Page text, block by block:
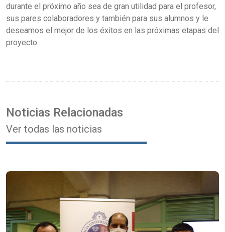
durante el próximo año sea de gran utilidad para el profesor,
sus pares colaboradores y también para sus alumnos y le
deseamos el mejor de los éxitos en las próximas etapas del
proyecto.
Noticias Relacionadas
Ver todas las noticias